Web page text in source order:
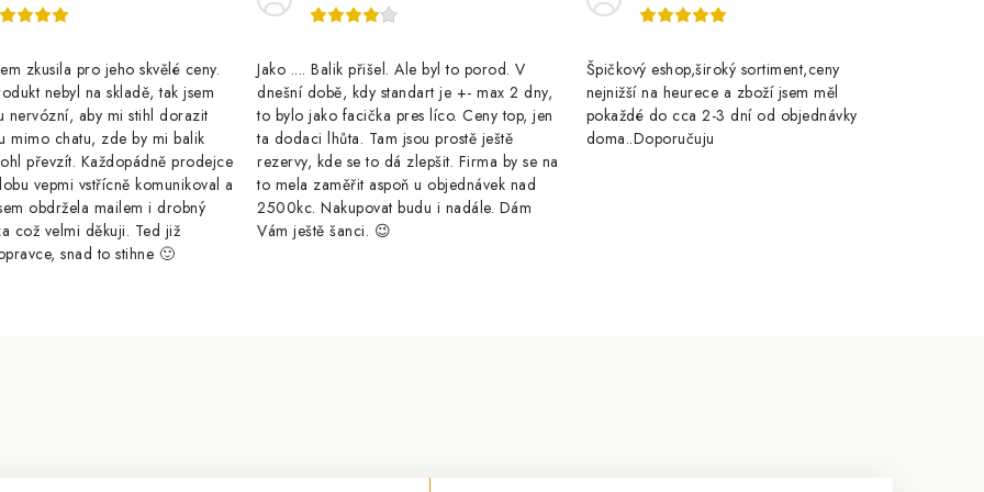
zkusila pro jeho skvělé ceny.
nebyl na skladě, tak jsem
nervózní, aby mi stihl dorazit
mimo chatu, zde by mi balik
převzít. Každopádně prodejce
vepmi vstřícně komunikoval a
obdržela mailem i drobný
což velmi děkuji. Ted již
snad to stihne 🙂
Jako .... Balik přišel. Ale byl to porod. V
dnešní době, kdy standart je +- max 2 dny,
to bylo jako facička pres líco. Ceny top, jen
ta dodaci lhůta. Tam jsou prostě ještě
rezervy, kde se to dá zlepšit. Firma by se na
to mela zaměřit aspoň u objednávek nad
2500kc. Nakupovat budu i nadále. Dám
Vám ještě šanci. 😉
Špičkový eshop,široký sortiment,ceny
nejnižší na heurece a zboží jsem měl
pokaždé do cca 2-3 dní od objednávky
doma..Doporučuju